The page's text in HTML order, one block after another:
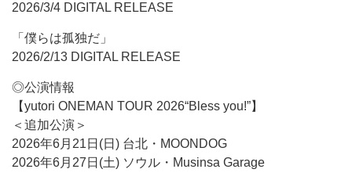
2026/3/4 DIGITAL RELEASE
「僕らは孤独だ」
2026/2/13 DIGITAL RELEASE
◎公演情報
【yutori ONEMAN TOUR 2026“Bless you!”】
＜追加公演＞
2026年6月21日(日) 台北・MOONDOG
2026年6月27日(土) ソウル・Musinsa Garage